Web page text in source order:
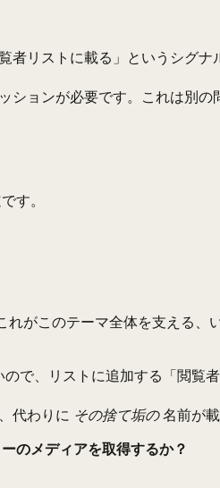
者リストに載る」というシグナ
ョンが必要です。これは別の
す。
がこのテーマ全体を支える、
で、リストに追加する「閲覧
代わりに その捨て垢の名前が載
のメディアを取得するか？